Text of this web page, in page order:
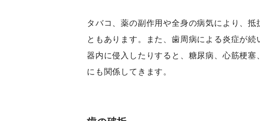
タバコ、薬の副作用や全身の病気により、
ともあります。また、歯周病による炎症が
器内に侵入したりすると、糖尿病、心筋梗
にも関係してきます。